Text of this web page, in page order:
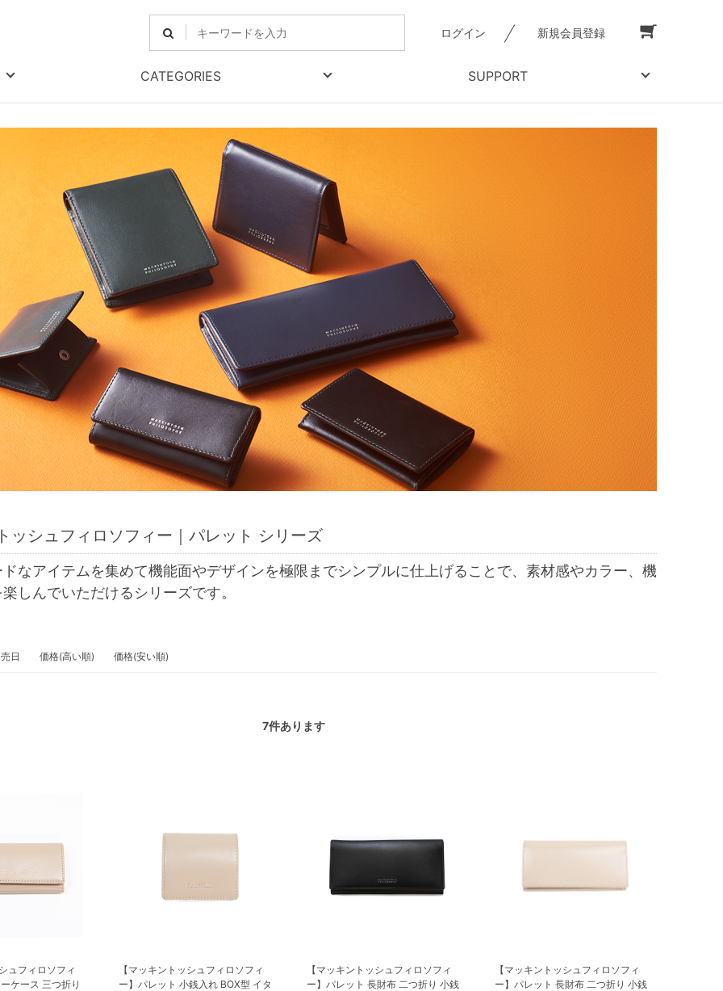
ログイン 新規会員登録
CATEGORIES SUPPORT
ッシュフィロソフィー｜パレット シリーズ
なアイテムを集めて機能面やデザインを極限までシンプルに仕上げることで、素材感やカラー、機
しんでいただけるシリーズです。
日 価格(高い順) 価格(安い順)
7件あります
ュフィロソフィ
ケース 三つ折り
【マッキントッシュフィロソフィ
ー】パレット 小銭入れ BOX型 イタ
【マッキントッシュフィロソフィ
ー】パレット 長財布 二つ折り 小銭
【マッキントッシュフィロソフィ
ー】パレット 長財布 二つ折り 小銭